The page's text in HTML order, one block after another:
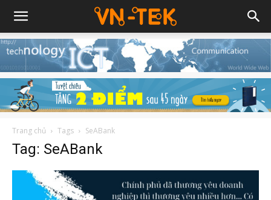
Trang chủ Tags SeABank
Tag: SeABank